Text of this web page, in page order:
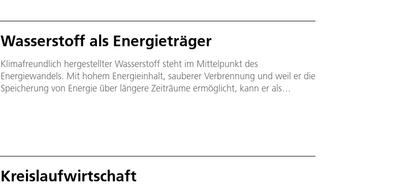
Wasserstoff als Energieträger
Klimafreundlich hergestellter Wasserstoff steht im Mittelpunkt des
Energiewandels. Mit hohem Energieinhalt, sauberer Verbrennung und weil er die
Speicherung von Energie über längere Zeiträume ermöglicht, kann er als
Kreislaufwirtschaft